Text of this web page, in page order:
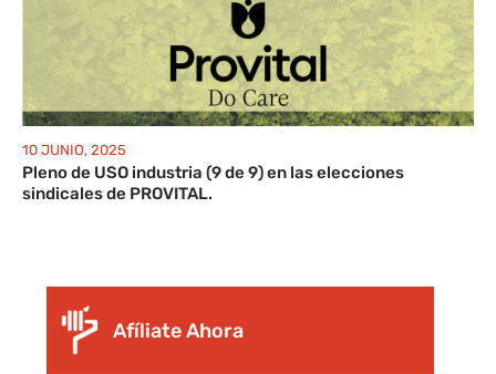
10 JUNIO, 2025
Pleno de USO industria (9 de 9) en las elecciones
sindicales de PROVITAL.
Afíliate Ahora